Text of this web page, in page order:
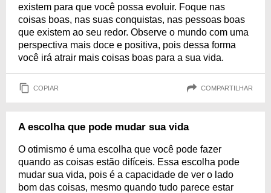
existem para que você possa evoluir. Foque nas
coisas boas, nas suas conquistas, nas pessoas boas
que existem ao seu redor. Observe o mundo com uma
perspectiva mais doce e positiva, pois dessa forma
você irá atrair mais coisas boas para a sua vida.
COPIAR COMPARTILHAR
A escolha que pode mudar sua vida
O otimismo é uma escolha que você pode fazer
quando as coisas estão difíceis. Essa escolha pode
mudar sua vida, pois é a capacidade de ver o lado
bom das coisas, mesmo quando tudo parece estar